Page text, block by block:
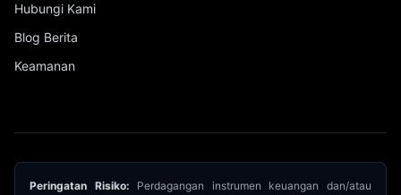
Hubungi Kami
Blog Berita
Keamanan
Peringatan Risiko: Perdagangan instrumen keuangan dan/atau